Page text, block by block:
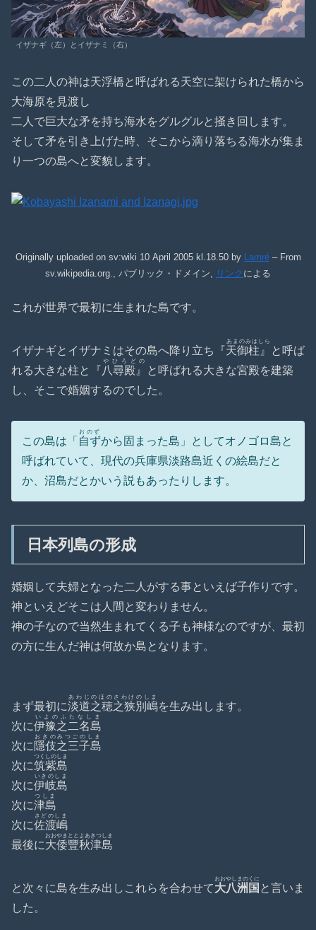
イザナギ（左）とイザナミ（右）
この二人の神は天浮橋と呼ばれる天空に架けられた橋から
大海原を見渡し
二人で巨大な矛を持ち海水をグルグルと掻き回します。
そして矛を引き上げた時、そこから滴り落ちる海水が集ま
り一つの島へと変貌します。
Originally uploaded on sv:wiki 10 April 2005 kl.18.50 by Lamré– From
sv.wikipedia.org., パブリック・ドメイン,
リンク による
これが世界で最初に生まれた島です。
イザナギとイザナミはその島へ降り立ち『天御柱』
あまのみはしら
と呼ば
れる大きな柱と『 八尋殿』
やひろどの
と呼ばれる大きな宮殿を建築
し、そこで婚姻するのでした。
この島は「 自ず
おのず
から固まった島」としてオノゴロ島と
呼ばれていて、現代の兵庫県淡路島近くの絵島だと
か、沼島だとかいう説もあったりします。
日本列島の形成
婚姻して夫婦となった二人がする事といえば子作りです。
神といえどそこは人間と変わりません。
神の子なので当然生まれてくる子も神様なのですが、最初
の方に生んだ神は何故か島となります。
まず最初に淡道之穂之狭別嶋
あわじのほのさわけのしま
を生み出します。
次に伊豫之二名島
いよのふたなしま
次に 隱伎之三子島
おきのみつごのしま
次に筑紫島
つくしのしま
次に伊岐島
いきのしま
次に津島
つしま
次に佐渡嶋
さどのしま
最後に大倭豐秋津島
おおやまととよあきつしま
と次々に島を生み出しこれらを合わせて大八洲国
おおやしまのくに
と言いま
した。